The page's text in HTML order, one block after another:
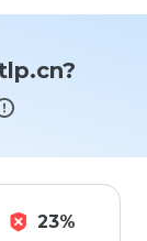
23%